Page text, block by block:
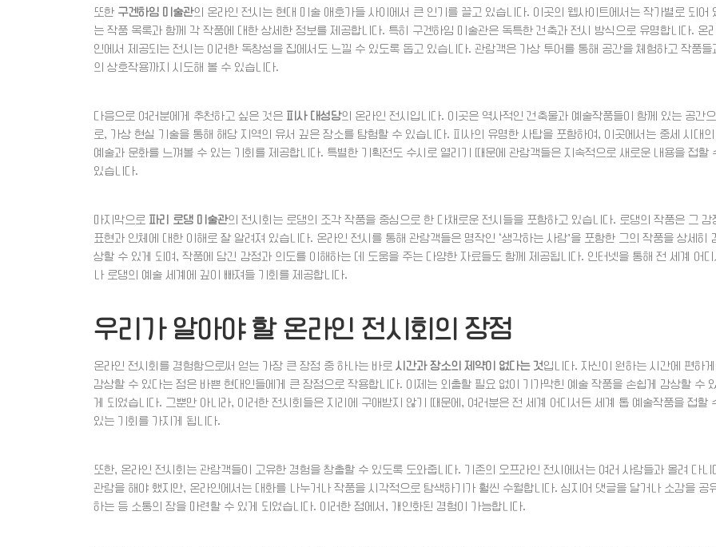
또한 구겐하임 미술관의 온라인 전시는 현대 미술 애호가들 사이에서 큰 인기를 끌고 있습니다. 이곳의 웹사이트에서는 작가별로 되어
는 작품 목록과 함께 각 작품에 대한 상세한 정보를 제공합니다. 특히 구겐하임 미술관은 독특한 건축과 전시 방식으로 유명합니다. 온
인에서 제공되는 전시는 이러한 독창성을 집에서도 느낄 수 있도록 돕고 있습니다. 관람객은 가상 투어를 통해 공간을 체험하고 작품들
의 상호작용까지 시도해 볼 수 있습니다.
다음으로 여러분에게 추천하고 싶은 것은 피사 대성당의 온라인 전시입니다. 이곳은 역사적인 건축물과 예술작품들이 함께 있는 공간으
로, 가상 현실 기술을 통해 해당 지역의 유서 깊은 장소를 탐험할 수 있습니다. 피사의 유명한 사탑을 포함하여, 이곳에서는 중세 시대의
예술과 문화를 느껴볼 수 있는 기회를 제공합니다. 특별한 기획전도 수시로 열리기 때문에 관람객들은 지속적으로 새로운 내용을 접할
있습니다.
마지막으로 파리 로댕 미술관의 전시회는 로댕의 조각 작품을 중심으로 한 다채로운 전시들을 포함하고 있습니다. 로댕의 작품은 그 감
표현과 인체에 대한 이해로 잘 알려져 있습니다. 온라인 전시를 통해 관람객들은 명작인 ‘생각하는 사람’을 포함한 그의 작품을 상세히
상할 수 있게 되며, 작품에 담긴 감정과 의도를 이해하는 데 도움을 주는 다양한 자료들도 함께 제공됩니다. 인터넷을 통해 전 세계 어
나 로댕의 예술 세계에 깊이 빠져들 기회를 제공합니다.
우리가 알아야 할 온라인 전시회의 장점
온라인 전시회를 경험함으로써 얻는 가장 큰 장점 중 하나는 바로 시간과 장소의 제약이 없다는 것입니다. 자신이 원하는 시간에 편하게
감상할 수 있다는 점은 바쁜 현대인들에게 큰 장점으로 작용합니다. 이제는 외출할 필요 없이 기가막힌 예술 작품을 손쉽게 감상할 수
게 되었습니다. 그뿐만 아니라, 이러한 전시회들은 지리에 구애받지 않기 때문에, 여러분은 전 세계 어디서든 세계 톱 예술작품을 접할
있는 기회를 가지게 됩니다.
또한, 온라인 전시회는 관람객들이 고유한 경험을 창출할 수 있도록 도와줍니다. 기존의 오프라인 전시에서는 여러 사람들과 몰려 다니
관람을 해야 했지만, 온라인에서는 대화를 나누거나 작품을 시각적으로 탐색하기가 훨씬 수월합니다. 심지어 댓글을 달거나 소감을 공
하는 등 소통의 장을 마련할 수 있게 되었습니다. 이러한 점에서, 개인화된 경험이 가능합니다.